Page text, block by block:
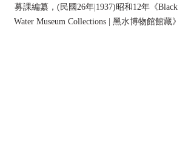
募課編纂，(民國26年|1937)昭和12年《Black
Water Museum Collections | 黑水博物館館藏》